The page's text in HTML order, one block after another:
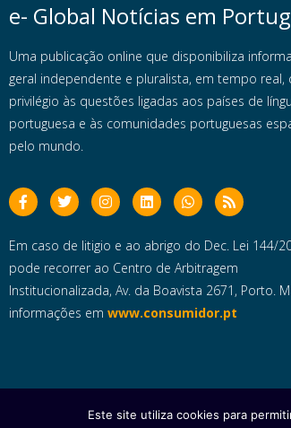
e- Global Notícias em
Uma publicação online que disponibiliza
geral independente e pluralista, em tempo real,
privilégio às questões ligadas aos países de
portuguesa e às comunidades portuguesas
pelo mundo.
Em caso de litigio e ao abrigo do Dec. Lei 144/
pode recorrer ao Centro de Arbitragem
Institucionalizada, Av. da Boavista 2671, Porto.
informações em www.consumidor.pt
Copyright © 2025 e- Global Notícias em
Este site utiliza cookies para